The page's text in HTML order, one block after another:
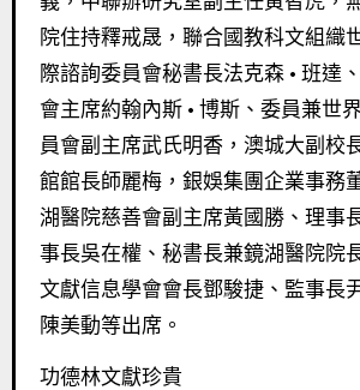
院住持釋戒晟，聯合國教科文組織
際諮詢委員會秘書長法克森 · 班達
會主席約翰內斯 · 博斯、委員兼世
員會副主席武氏明香，澳城大副校
館館長師麗梅，銀娛集團企業事務
湖醫院慈善會副主席黃國勝、理事
事長吳在權、秘書長兼鏡湖醫院院
文獻信息學會會長鄧駿捷、監事長
陳美動等出席。
功德林文獻珍貴